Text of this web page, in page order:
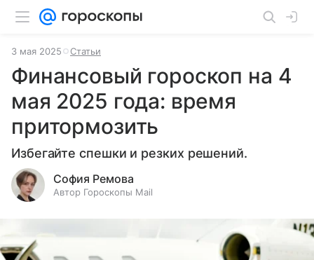
3 мая 2025 Статьи
Финансовый гороскоп на 4
мая 2025 года: время
притормозить
Избегайте спешки и резких решений.
София Ремова
Автор Гороскопы Mail